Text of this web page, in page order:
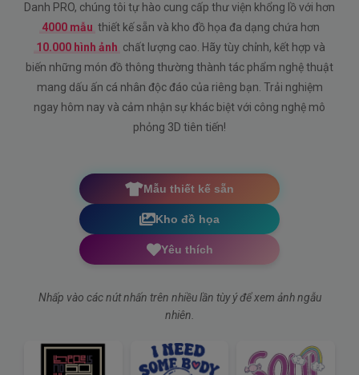
Danh PRO, chúng tôi tự hào cung cấp thư viện khổng lồ với hơn
4000 mẫu thiết kế sẵn và kho đồ họa đa dạng chứa hơn
10.000 hình ảnh chất lượng cao. Hãy tùy chỉnh, kết hợp và
biến những món đồ thông thường thành tác phẩm nghệ thuật
mang dấu ấn cá nhân độc đáo của riêng bạn. Trải nghiệm
ngay hôm nay và cảm nhận sự khác biệt với công nghệ mô
phỏng 3D tiên tiến!
Mẫu thiết kế sẵn
Kho đồ họa
Yêu thích
Nhấp vào các nút nhấn trên nhiều lần tùy ý để xem ảnh ngẫu
nhiên.